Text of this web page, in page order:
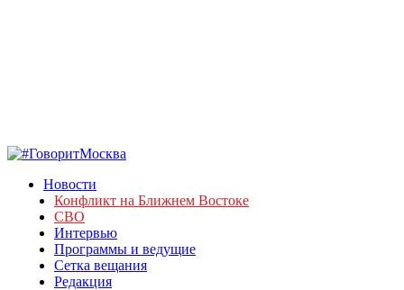
Новости
Конфликт на Ближнем Востоке
СВО
Интервью
Программы и ведущие
Сетка вещания
Редакция